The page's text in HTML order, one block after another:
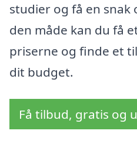
studier og få en snak
den måde kan du få
priserne og finde et
dit budget.
Få tilbud, gratis og